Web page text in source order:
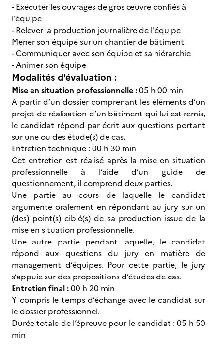
- Exécuter les ouvrages de gros œuvre confiés à
l'équipe
- Relever la production journalière de l'équipe
Mener son équipe sur un chantier de bâtiment
- Communiquer avec son équipe et sa hiérarchie
- Animer son équipe
Modalités d'évaluation :
Mise en situation professionnelle :05 h 00 min
A partir d’un dossier comprenant les éléments d’un
projet de réalisation d’un bâtiment qui lui est remis,
le candidat répond par écrit aux questions portant
sur une ou des étude(s) de cas.
Entretien technique : 00 h 30 min
Cet entretien est réalisé après la mise en situation
professionnelle à l’aide d’un guide de
questionnement, il comprend deux parties.
Une partie au cours de laquelle le candidat
argumente oralement en répondant au jury sur un
(des) point(s) ciblé(s) de sa production issue de la
mise en situation professionnelle.
Une autre partie pendant laquelle, le candidat
répond aux questions du jury en matière de
management d’équipes. Pour cette partie, le jury
s’appuie sur des propositions d’études de cas.
Entretien final :00 h 20 min
Y compris le temps d’échange avec le candidat sur
le dossier professionnel.
Durée totale de l’épreuve pour le candidat : 05 h 50
min